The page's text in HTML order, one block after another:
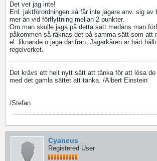
Det vet jag inte!
Enl. jaktförordningen så får inte jägare anv. sig av
mer än vid förflyttning mellan 2 punkter.
Om man skulle jaga på detta sätt medans man
påkommen så räknas det på samma sätt som att
el. liknande o jaga därifrån. Jägarkåren är hårt
regelverket.
Det krävs ett helt nytt sätt att tänka för att lösa
med det gamla sättet att tänka. /Albert Einstein
/Stefan
Cyaneus
Registered User